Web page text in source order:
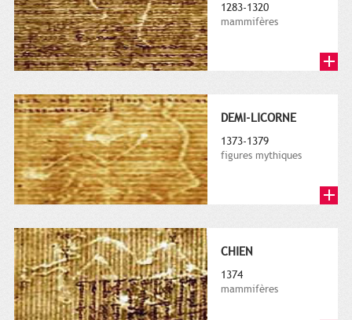
1283-1320
mammifères
DEMI-LICORNE
1373-1379
figures mythiques
CHIEN
1374
mammifères